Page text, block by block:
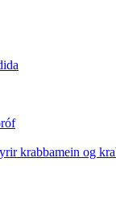
krabbamein og